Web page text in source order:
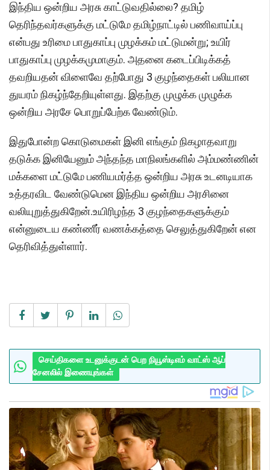
இந்திய ஒன்றிய அரசு காட்டுவதில்லை? தமிழ்
தெரிந்தவர்களுக்கு மட்டுமே தமிழ்நாட்டில் பணிவாய்ப்பு
என்பது உரிமை பாதுகாப்பு முழக்கம் மட்டுமன்று; உயிர்
பாதுகாப்பு முழக்கமுமாகும். அதனை கடைப்பிடிக்கத்
தவறியதன் விளைவே தற்போது 3 குழந்தைகள் பலியான
துயரம் நிகழ்ந்தேறியுள்ளது. இதற்கு முழுக்க முழுக்க
ஒன்றிய அரசே பொறுப்பேற்க வேண்டும்.
இதுபோன்ற கொடுமைகள் இனி எங்கும் நிகழாதவாறு
தடுக்க இனியேனும் அந்தந்த மாநிலங்களில் அம்மண்ணின்
மக்களை மட்டுமே பணியமர்த்த ஒன்றிய அரசு உடனடியாக
உத்தரவிட வேண்டுமென இந்திய ஒன்றிய அரசினை
வலியுறுத்துகிறேன்.உயிரிழந்த 3 குழந்தைகளுக்கும்
என்னுடைய கண்ணீர் வணக்கத்தை செலுத்துகிறேன் என
தெரிவித்துள்ளார்.
செய்திகளை உடனுக்குடன் பெற நியூஸ்டிஎம் வாட்ஸ் ஆப்
சேனலில் இணையுங்கள்